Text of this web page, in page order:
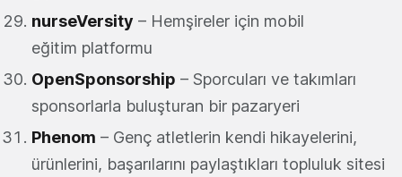
nurseVersity – Hemşireler için mobil
eğitim platformu
OpenSponsorship – Sporcuları ve takımları
sponsorlarla buluşturan bir pazaryeri
Phenom – Genç atletlerin kendi hikayelerini,
ürünlerini, başarılarını paylaştıkları topluluk sitesi